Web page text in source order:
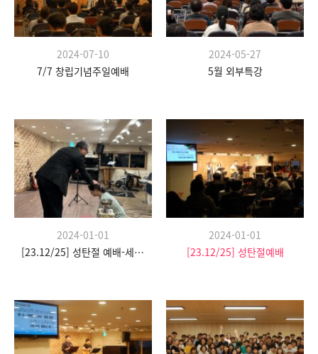
2024-07-10
7/7 창립기념주일예배
2024-05-27
5월 외부특강
2024-01-01
[23.12/25] 성탄절 예배-세례식
2024-01-01
[23.12/25] 성탄절예배